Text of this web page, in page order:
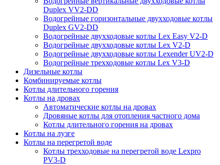
Duplex VV2-DD
Водогрейные горизонтальные двухходовые котлы
Duplex GV2-DD
Водогрейные двухходовые котлы Lex Easy V2-D
Водогрейные двухходовые котлы Lex V2-D
Водогрейные двухходовые котлы Lexender UV2-D
Водогрейные трехходовые котлы Lex V3-D
Дизельные котлы
Комбинируемые котлы
Котлы длительного горения
Котлы на дровах
Автоматические котлы на дровах
Дровяные котлы для отопления частного дома
Котлы длительного горения на дровах
Котлы на лузге
Котлы на перегретой воде
Котлы трехходовые на перегретой воде Lexpro
PV3-D